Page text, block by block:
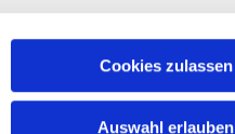
Cookies zulassen
Auswahl erlauben